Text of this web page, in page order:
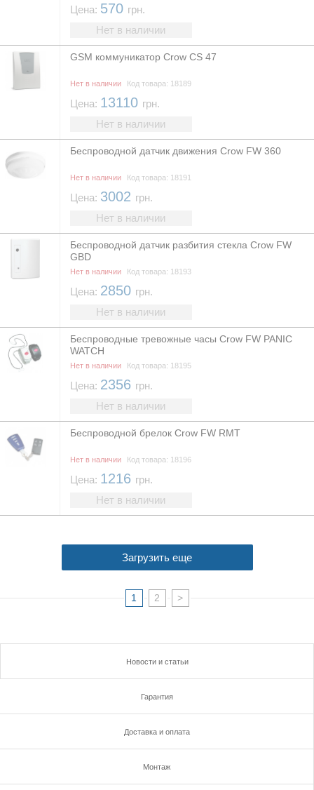
Цена: 570 грн.
Нет в наличии
GSM коммуникатор Crow CS 47
Нет в наличии Код товара: 18189
Цена: 13110 грн.
Нет в наличии
Беспроводной датчик движения Crow FW 360
Нет в наличии Код товара: 18191
Цена: 3002 грн.
Нет в наличии
Беспроводной датчик разбития стекла Crow FW
GBD
Нет в наличии Код товара: 18193
Цена: 2850 грн.
Нет в наличии
Беспроводные тревожные часы Crow FW PANIC
WATCH
Нет в наличии Код товара: 18195
Цена: 2356 грн.
Нет в наличии
Беспроводной брелок Crow FW RMT
Нет в наличии Код товара: 18196
Цена: 1216 грн.
Нет в наличии
Загрузить еще
1 2 >
Новости и статьи
Гарантия
Доставка и оплата
Монтаж